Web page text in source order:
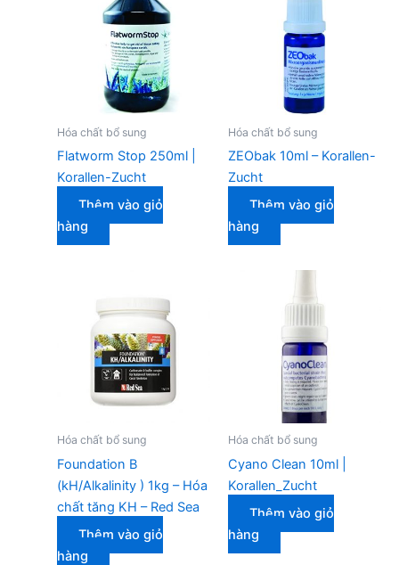
Hóa chất bổ sung
Flatworm Stop 250ml |
Korallen-Zucht
Thêm vào giỏ
hàng
Hóa chất bổ sung
ZEObak 10ml – Korallen-
Zucht
Thêm vào giỏ
hàng
Hóa chất bổ sung
Foundation B
(kH/Alkalinity ) 1kg – Hóa
chất tăng KH – Red Sea
Thêm vào giỏ
hàng
Hóa chất bổ sung
Cyano Clean 10ml |
Korallen_Zucht
Thêm vào giỏ
hàng